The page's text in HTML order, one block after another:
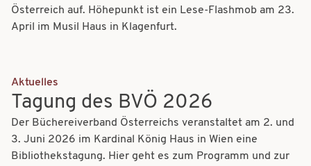
Österreich auf. Höhepunkt ist ein Lese-Flashmob am 23.
April im Musil Haus in Klagenfurt.
Aktuelles
Tagung des BVÖ 2026
Der Büchereiverband Österreichs veranstaltet am 2. und
3. Juni 2026 im Kardinal König Haus in Wien eine
Bibliothekstagung. Hier geht es zum Programm und zur